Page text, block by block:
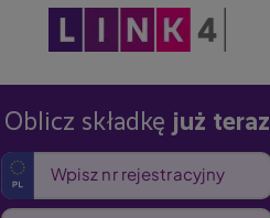
Obraz
Oblicz składkę już teraz
Wpisz nr rejestracyjny